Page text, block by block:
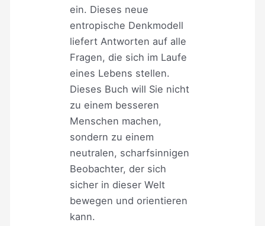
ein. Dieses neue
entropische Denkmodell
liefert Antworten auf alle
Fragen, die sich im Laufe
eines Lebens stellen.
Dieses Buch will Sie nicht
zu einem besseren
Menschen machen,
sondern zu einem
neutralen, scharfsinnigen
Beobachter, der sich
sicher in dieser Welt
bewegen und orientieren
kann.